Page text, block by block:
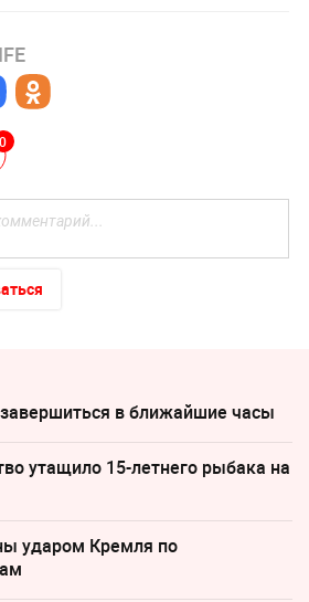
0
в ближайшие часы
утащило 15-летнего рыбака на
ударом Кремля по